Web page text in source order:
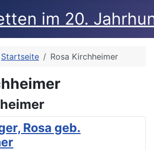
im 20.
Startseite Rosa Kirchheimer
Rosa geb.